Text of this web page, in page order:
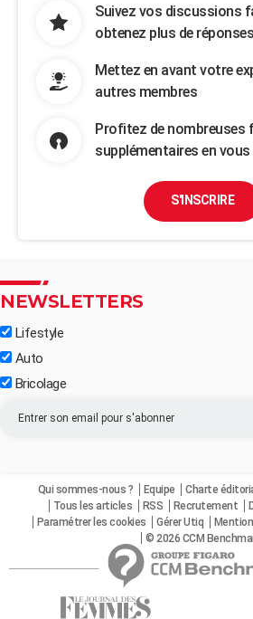
Suivez vos discussions
obtenez plus de réponses
Mettez en avant votre
autres membres
Profitez de
supplémentaires en
S'INSCRIRE
NEWSLETTERS
Lifestyle
Auto
Bricolage
Qui sommes-nous ? Equipe Charte
Tous les articles
RSS Recrutement
Paramétrer les cookies
Gérer Utiq
© 2026 CCM